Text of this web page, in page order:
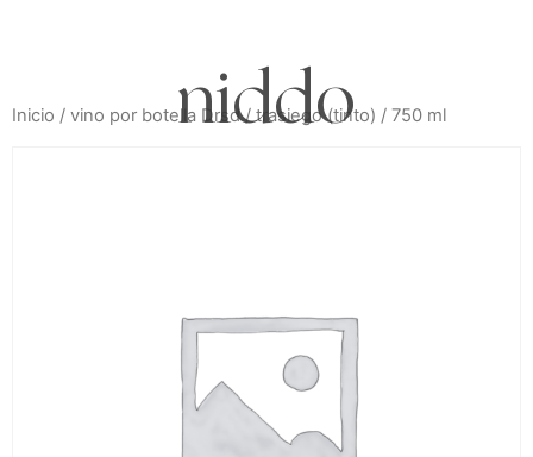
niddo
Inicio / vino por botella Drsd/ trasiego (tinto) / 750 ml